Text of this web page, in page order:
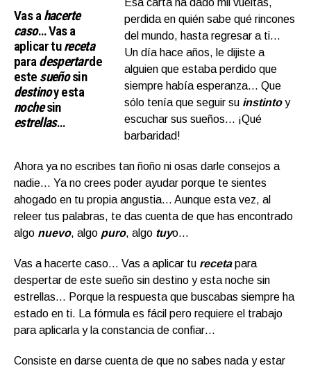
Vas ahacerte
caso… Vas a
aplicar tureceta
paradespertarde
este sueñosin
destinoy esta
nochesin
estrellas…
Esa carta ha dado mil vueltas,
perdida en quién sabe qué rincones
del mundo, hasta regresar a ti…
Un día hace años, le dijiste a
alguien que estaba perdido que
siempre había esperanza… Que
sólo tenía que seguir su instintoy
escuchar sus sueños… ¡Qué
barbaridad!
Ahora ya no escribes tan ñoño ni osas darle consejos a
nadie… Ya no crees poder ayudar porque te sientes
ahogado en tu propia angustia… Aunque esta vez, al
releer tus palabras, te das cuenta de que has encontrado
algo nuevo, algo puro, algo tuyo…
Vas a hacerte caso… Vas a aplicar tu recetapara
despertar de este sueño sin destino y esta noche sin
estrellas… Porque la respuesta que buscabas siempre ha
estado en ti. La fórmula es fácil pero requiere el trabajo
para aplicarla y la constancia de confiar…
Consiste en darse cuenta de que no sabes nada y estar